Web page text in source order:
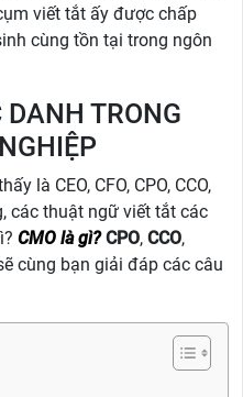
viết tắt ấy được chấp
cùng tồn tại trong ngôn
DANH TRONG
là CEO, CFO, CPO, CCO,
các thuật ngữ viết tắt các
CMO là gì? CPO, CCO,
cùng bạn giải đáp các câu